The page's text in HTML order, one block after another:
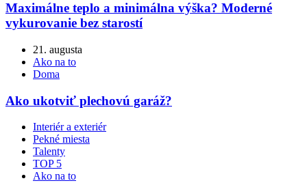
Maximálne teplo a minimálna výška? Moderné
vykurovanie bez starostí
21. augusta
Ako na to
Doma
Ako ukotviť plechovú garáž?
Interiér a exteriér
Pekné miesta
Talenty
TOP 5
Ako na to